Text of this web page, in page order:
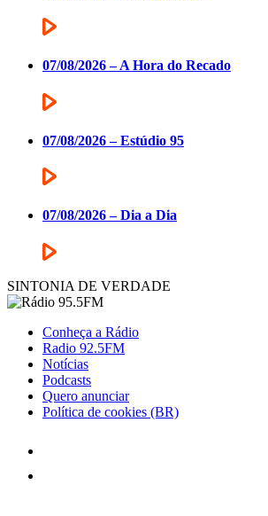
07/08/2026 – A Hora do Recado
07/08/2026 – Estúdio 95
07/08/2026 – Dia a Dia
SINTONIA DE VERDADE
Conheça a Rádio
Radio 92.5FM
Notícias
Podcasts
Quero anunciar
Política de cookies (BR)